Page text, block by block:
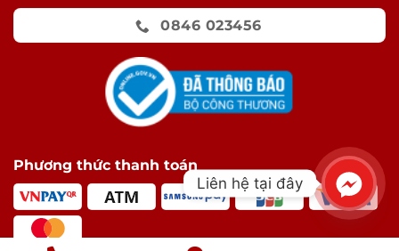
0846 023456
Phương thức thanh toán
Liên hệ tại đây